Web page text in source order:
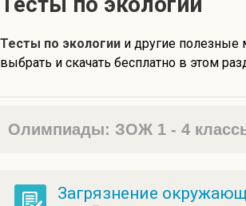
Тесты по экологии и другие полезные
выбрать и скачать бесплатно в этом
Олимпиады: ЗОЖ 1 - 4
Загрязнение